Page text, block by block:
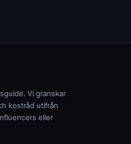
Vi granskar
kostråd utifrån
eller